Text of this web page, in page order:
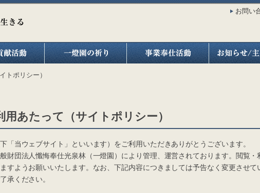
お問い
トポリシー）
用あたって（サイトポリシー）
「当ウェブサイト」といいます）をご利用いただきありがとうございます。
財団法人懺悔奉仕光泉林（一燈園）により管理、運営されております。閲覧・
すようお願いいたします。なお、下記内容につきましては予告なく変更させて
承ください。